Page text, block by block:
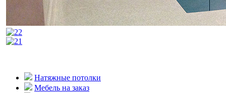
Натяжные потолки
Мебель на заказ